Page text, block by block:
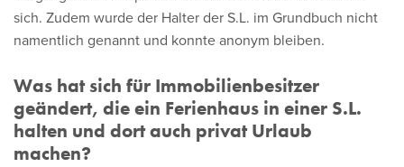
sich. Zudem wurde der Halter der S.L. im Grundbuch nicht
namentlich genannt und konnte anonym bleiben.
Was hat sich für Immobilienbesitzer
geändert, die ein Ferienhaus in einer S.L.
halten und dort auch privat Urlaub
machen?